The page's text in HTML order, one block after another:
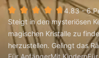
4.83 - 6
Steigt in den mysteriösen
magischen Kristalle zu
herzustellen. Gelingt das
Für AnfängerMit Kindern